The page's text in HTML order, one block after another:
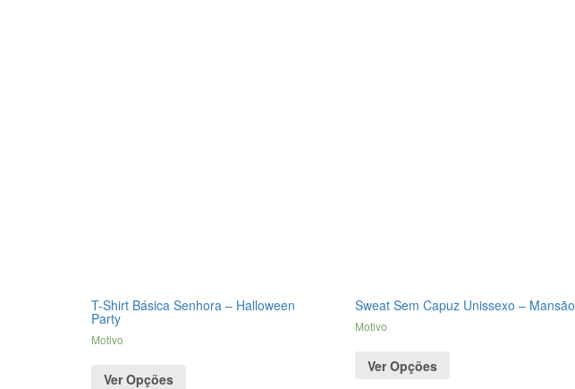
T-Shirt Básica Senhora – Halloween
Party
Motivo
Ver Opções
Sweat Sem Capuz Unissexo – Mansão
Motivo
Ver Opções